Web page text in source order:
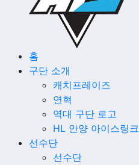
홈
구단 소개
캐치프레이즈
연혁
역대 구단 로고
HL 안양 아이스링크
선수단
선수단